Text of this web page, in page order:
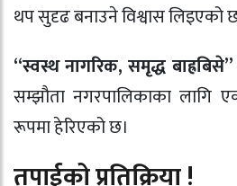
थप सुदृढ बनाउने विश्वास लिइएको
“स्वस्थ नागरिक, समृद्ध बाह्रबिसे”
सम्झौता नगरपालिकाका लागि
रूपमा हेरिएको छ।
तपाईको प्रतिक्रिया !